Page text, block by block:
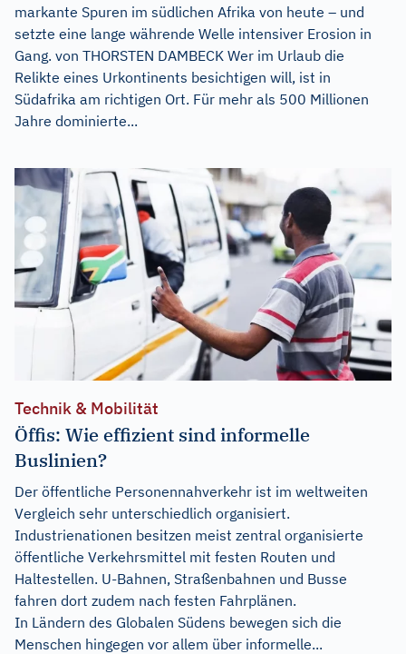
markante Spuren im südlichen Afrika von heute – und
setzte eine lange währende Welle intensiver Erosion in
Gang. von THORSTEN DAMBECK Wer im Urlaub die
Relikte eines Urkontinents besichtigen will, ist in
Südafrika am richtigen Ort. Für mehr als 500 Millionen
Jahre dominierte...
Technik & Mobilität
Öffis: Wie effizient sind informelle
Buslinien?
Der öffentliche Personennahverkehr ist im weltweiten
Vergleich sehr unterschiedlich organisiert.
Industrienationen besitzen meist zentral organisierte
öffentliche Verkehrsmittel mit festen Routen und
Haltestellen. U-Bahnen, Straßenbahnen und Busse
fahren dort zudem nach festen Fahrplänen.
In Ländern des Globalen Südens bewegen sich die
Menschen hingegen vor allem über informelle...